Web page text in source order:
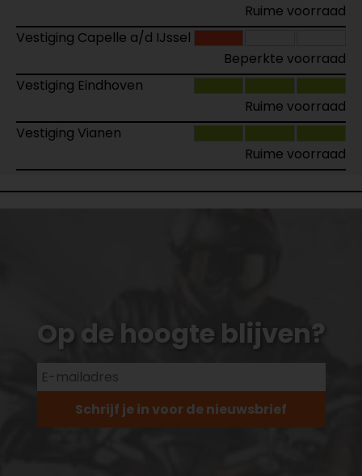
Ruime voorraad
Vestiging Capelle a/d IJssel
Beperkte voorraad
Vestiging Eindhoven
Ruime voorraad
Vestiging Vianen
Ruime voorraad
Op de hoogte blijven?
Schrijf je in voor de nieuwsbrief